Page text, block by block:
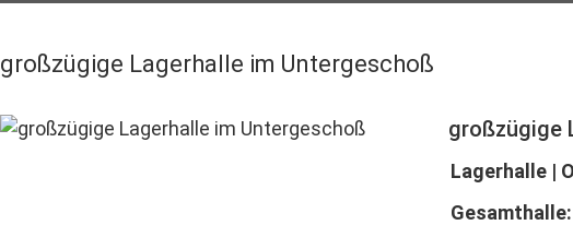
großzügige Lagerhalle im Untergeschoß
großzügige
Lagerhalle |
Gesamthalle: